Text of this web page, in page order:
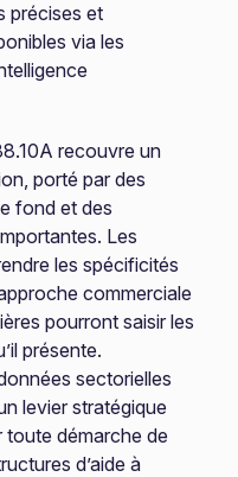
précises et
via les
recouvre un
porté par des
fond et des
Les
les spécificités
commerciale
pourront saisir les
présente.
sectorielles
levier stratégique
démarche de
d’aide à